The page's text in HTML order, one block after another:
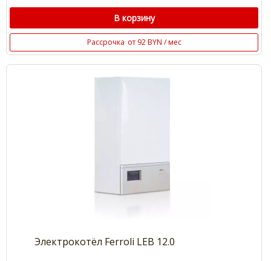
В корзину
Рассрочка от 92 BYN / мес
Электрокотёл Ferroli LEB 12.0